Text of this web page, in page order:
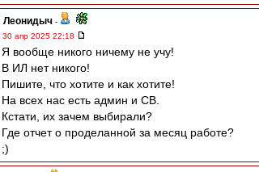
Леонидыч -
30 апр 2025 22:18
Я вообще никого ничему не учу!
В ИЛ нет никого!
Пишите, что хотите и как хотите!
На всех нас есть админ и СВ.
Кстати, их зачем выбирали?
Где отчет о проделанной за месяц работе?
;)